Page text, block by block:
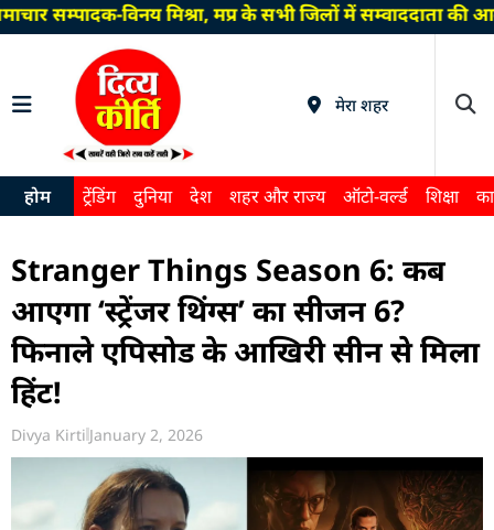
सम्पादक-विनय मिश्रा, मप्र के सभी जिलों में सम्वाददाता
मेरा शहर
होम ट्रेंडिंग दुनिया देश शहर और राज्य ऑटो-वर्ल्ड शिक्षा
Stranger Things Season 6: कब
आएगा ‘स्ट्रेंजर थिंग्स’ का सीजन 6?
फिनाले एपिसोड के आखिरी सीन से मिला
हिंट!
Divya Kirti January 2, 2026